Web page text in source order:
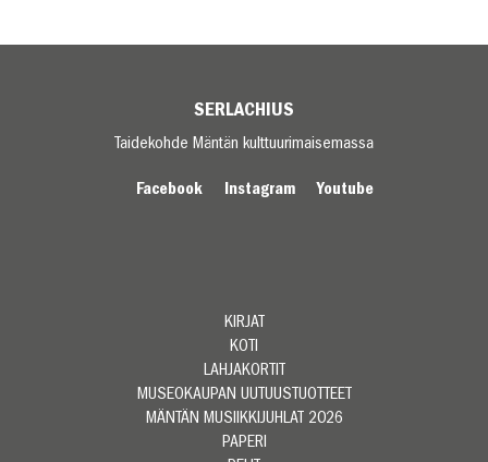
SERLACHIUS
Taidekohde Mäntän kulttuurimaisemassa
Facebook Instagram Youtube
KIRJAT
KOTI
LAHJAKORTIT
MUSEOKAUPAN UUTUUSTUOTTEET
MÄNTÄN MUSIIKKIJUHLAT 2026
PAPERI